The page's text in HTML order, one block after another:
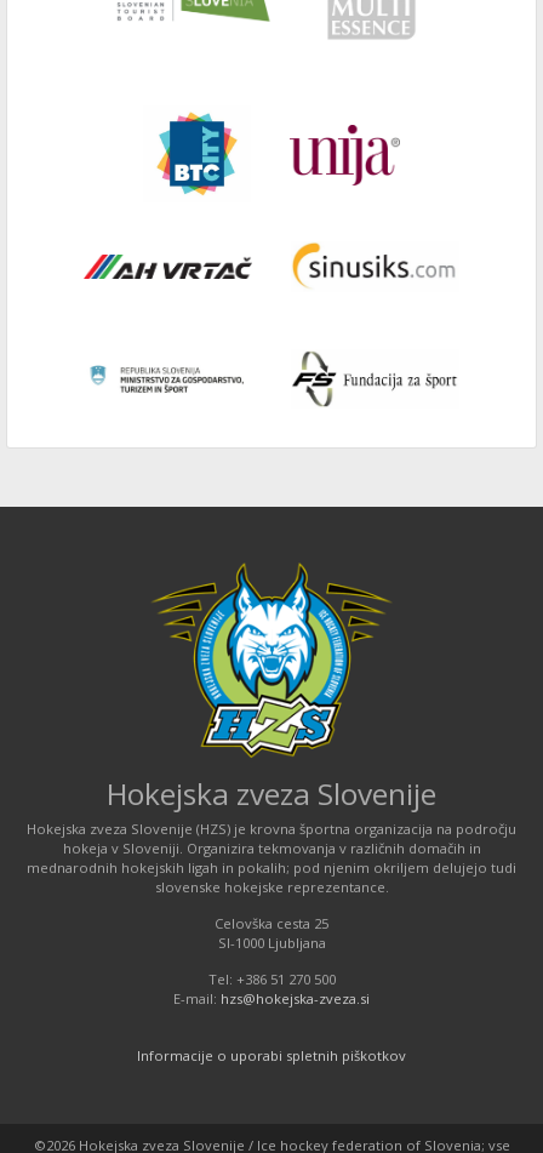
Hokejska zveza Slovenije
Hokejska zveza Slovenije (HZS) je krovna športna organizacija na področju
hokeja v Sloveniji. Organizira tekmovanja v različnih domačih in
mednarodnih hokejskih ligah in pokalih; pod njenim okriljem delujejo tudi
slovenske hokejske reprezentance.
Celovška cesta 25
SI-1000 Ljubljana
Tel: +386 51 270 500
E-mail: hzs@hokejska-zveza.si
Informacije o uporabi spletnih piškotkov
©2026 Hokejska zveza Slovenije / Ice hockey federation of Slovenia; vse